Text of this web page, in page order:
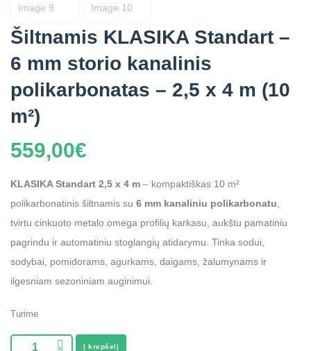
Šiltnamis KLASIKA Standart –
6 mm storio kanalinis
polikarbonatas – 2,5 x 4 m (10
m²)
559,00€
KLASIKA Standart 2,5 x 4 m – kompaktiškas 10 m²
polikarbonatinis šiltnamis su 6 mm kanaliniu polikarbonatu
tvirtu cinkuoto metalo omega profilių karkasu, aukštu pamatiniu
pagrindu ir automatiniu stoglangių atidarymu. Tinka sodui,
sodybai, pomidorams, agurkams, daigams, žalumynams ir
ilgesniam sezoniniam auginimui.
Turime
Į krepšelį